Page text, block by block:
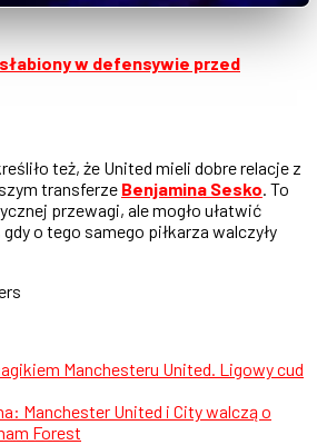
w defensywie przed
też, że United mieli dobre relacje z
transferze Benjamina Sesko. To
przewagi, ale mogło ułatwić
o tego samego piłkarza walczyły
Manchesteru United. Ligowy cud
Manchester United i City walczą o
Forest